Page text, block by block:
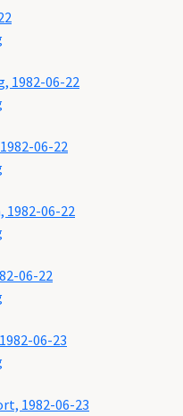
1982-06-22
06-22
1982-06-22
06-22
06-23
1982-06-23